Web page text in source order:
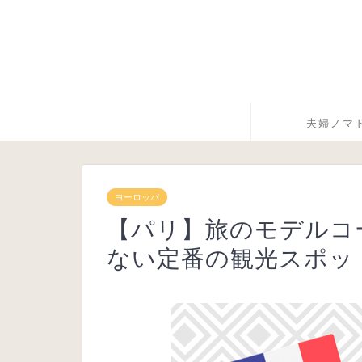
夫婦ノマ
ヨーロッパ
【パリ】旅のモデル
ない定番の観光スポッ